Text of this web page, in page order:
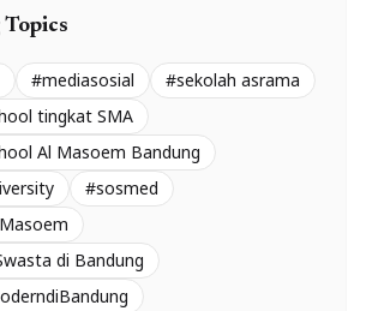
#mediasosial
#sekolah asrama
tingkat SMA
Al Masoem Bandung
#sosmed
di Bandung